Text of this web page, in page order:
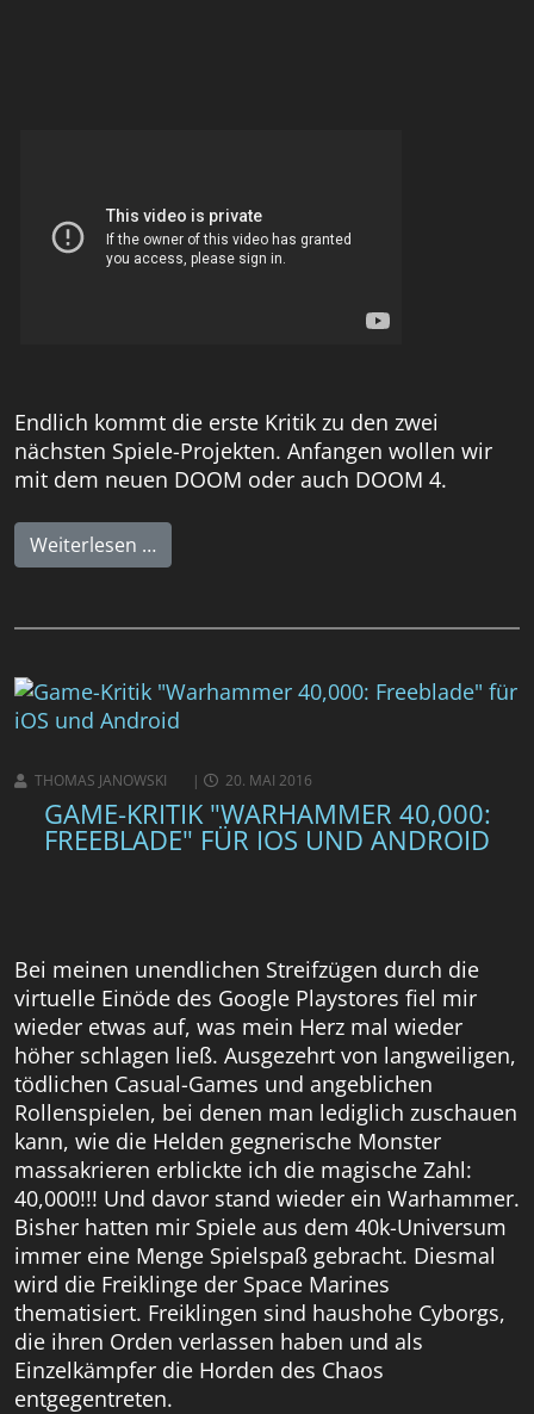
Endlich kommt die erste Kritik zu den zwei
nächsten Spiele-Projekten. Anfangen wollen wir
mit dem neuen DOOM oder auch DOOM 4.
Weiterlesen …
THOMAS JANOWSKI 20. MAI 2016
GAME-KRITIK "WARHAMMER 40,000:
FREEBLADE" FÜR IOS UND ANDROID
Bei meinen unendlichen Streifzügen durch die
virtuelle Einöde des Google Playstores fiel mir
wieder etwas auf, was mein Herz mal wieder
höher schlagen ließ. Ausgezehrt von langweiligen,
tödlichen Casual-Games und angeblichen
Rollenspielen, bei denen man lediglich zuschauen
kann, wie die Helden gegnerische Monster
massakrieren erblickte ich die magische Zahl:
40,000!!! Und davor stand wieder ein Warhammer.
Bisher hatten mir Spiele aus dem 40k-Universum
immer eine Menge Spielspaß gebracht. Diesmal
wird die Freiklinge der Space Marines
thematisiert. Freiklingen sind haushohe Cyborgs,
die ihren Orden verlassen haben und als
Einzelkämpfer die Horden des Chaos
entgegentreten.